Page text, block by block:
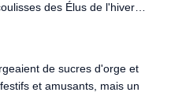
des Élus de l'hiver…
de sucres d'orge et
et amusants, mais un